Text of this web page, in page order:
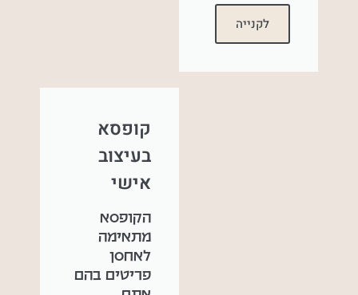
לקנייה
קופסא
בעיצוב
אישי
הקופסא
מתאימה
לאחסן
פריטים בהם